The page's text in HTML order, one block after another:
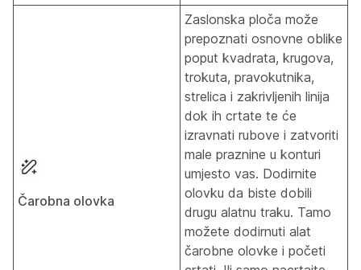
Čarobna olovka
Zaslonska ploča može
prepoznati osnovne oblike
poput kvadrata, krugova,
trokuta, pravokutnika,
strelica i zakrivljenih linija
dok ih crtate te će
izravnati rubove i zatvoriti
male praznine u konturi
umjesto vas. Dodirnite
olovku da biste dobili
drugu alatnu traku. Tamo
možete dodirnuti alat
čarobne olovke i početi